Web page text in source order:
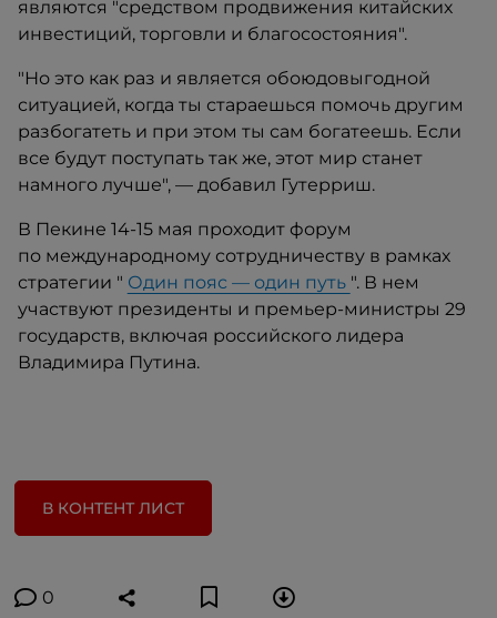
являются "средством продвижения китайских
инвестиций, торговли и благосостояния".
"Но это как раз и является обоюдовыгодной
ситуацией, когда ты стараешься помочь другим
разбогатеть и при этом ты сам богатеешь. Если
все будут поступать так же, этот мир станет
намного лучше", — добавил Гутерриш.
В Пекине 14-15 мая проходит форум
по международному сотрудничеству в рамках
стратегии " Один пояс — один путь ". В нем
участвуют президенты и премьер-министры 29
государств, включая российского лидера
Владимира Путина.
В КОНТЕНТ ЛИСТ
0